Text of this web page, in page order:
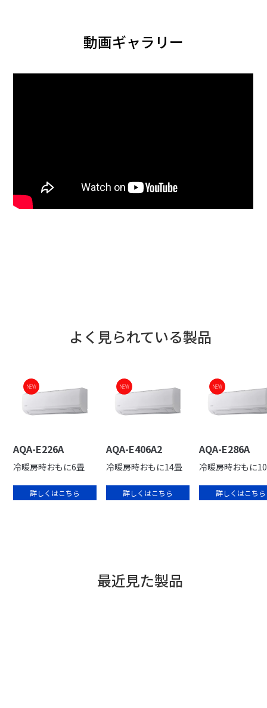
動画ギャラリー
よく見られている製品
NEW
NEW
AQA-E226A
冷暖房時おもに6畳
詳しくはこちら
NEW
NEW
AQA-E406A2
冷暖房時おもに14畳
詳しくはこちら
NEW
NEW
AQA-E286A
冷暖房時おもに
詳しくはこちら
最近見た製品